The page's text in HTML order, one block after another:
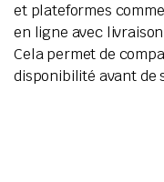
et plateformes
en ligne avec
Cela permet de
disponibilité avant de